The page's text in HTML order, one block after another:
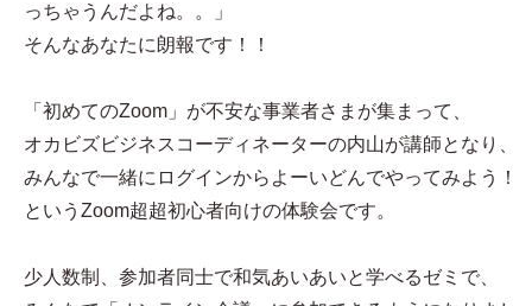
っちゃうんだよね。。」
そんなあなたに朗報です！！
「初めてのZoom」が不安な事業者さまが集まって、
オカビズビジネスコーディネーターの内山が講師となり、
みんなで一緒にログインからよーいどんでやってみよう！
というZoom超超初心者向けの体験会です。
少人数制、参加者同士で和気あいあいと学べるゼミで、